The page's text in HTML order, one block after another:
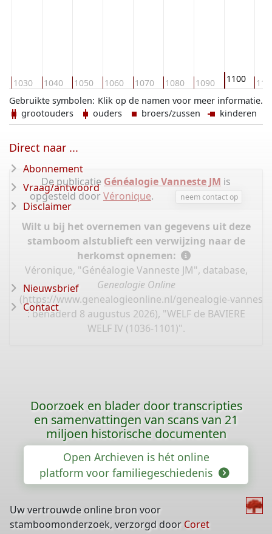
1030 1040 1050 1060 1070 1080 1090 1100
Klik op de namen voor meer informatie.
Gebruikte symbolen:
grootouders
ouders broers/zussen kinderen
De publicatie Généalogie Vanneste JM is
opgesteld doorVéronique. neem contact op
Wilt u bij het overnemen van gegevens uit deze
stamboom alstublieft een verwijzing naar de
herkomst opnemen:
Véronique, "Généalogie Vanneste JM", database,
Genealogie Online
(https://www.genealogieonline.nl/genealogie-
: benaderd 8 augustus 2026), "WELF de BAVIERE
WELF IV (1036-1101)".
Direct naar ...
Abonnement
Vraag/antwoord
Disclaimer
Nieuwsbrief
Contact
Doorzoek en blader door transcripties
en samenvattingen van scans van 21
miljoen historische documenten
Open Archieven is hét online
platform voor familiegeschiedenis
Uw vertrouwde online bron voor
stamboomonderzoek, verzorgd door Coret